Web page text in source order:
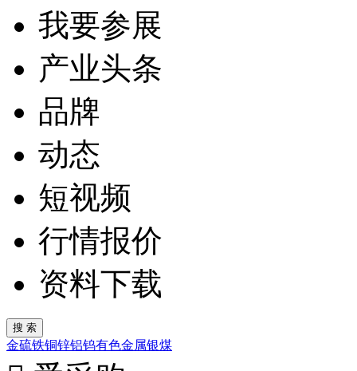
我要参展
产业头条
品牌
动态
短视频
行情报价
资料下载
金硫铁铜锌铝钨有色金属银煤